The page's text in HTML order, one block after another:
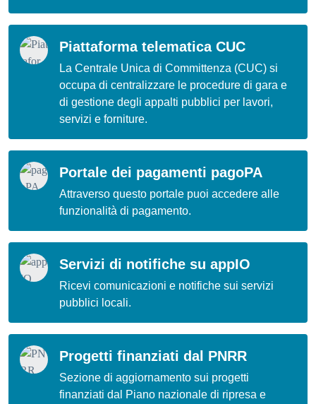
Piattaforma telematica CUC
La Centrale Unica di Committenza (CUC) si
occupa di centralizzare le procedure di gara e
di gestione degli appalti pubblici per lavori,
servizi e forniture.
Portale dei pagamenti pagoPA
Attraverso questo portale puoi accedere alle
funzionalità di pagamento.
Servizi di notifiche su appIO
Ricevi comunicazioni e notifiche sui servizi
pubblici locali.
Progetti finanziati dal PNRR
Sezione di aggiornamento sui progetti
finanziati dal Piano nazionale di ripresa e